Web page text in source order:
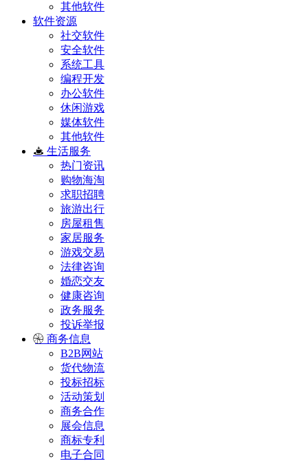
其他软件
软件资源
社交软件
安全软件
系统工具
编程开发
办公软件
休闲游戏
媒体软件
其他软件
生活服务
热门资讯
购物海淘
求职招聘
旅游出行
房屋租售
家居服务
游戏交易
法律咨询
婚恋交友
健康咨询
政务服务
投诉举报
商务信息
B2B网站
货代物流
投标招标
活动策划
商务合作
展会信息
商标专利
电子合同